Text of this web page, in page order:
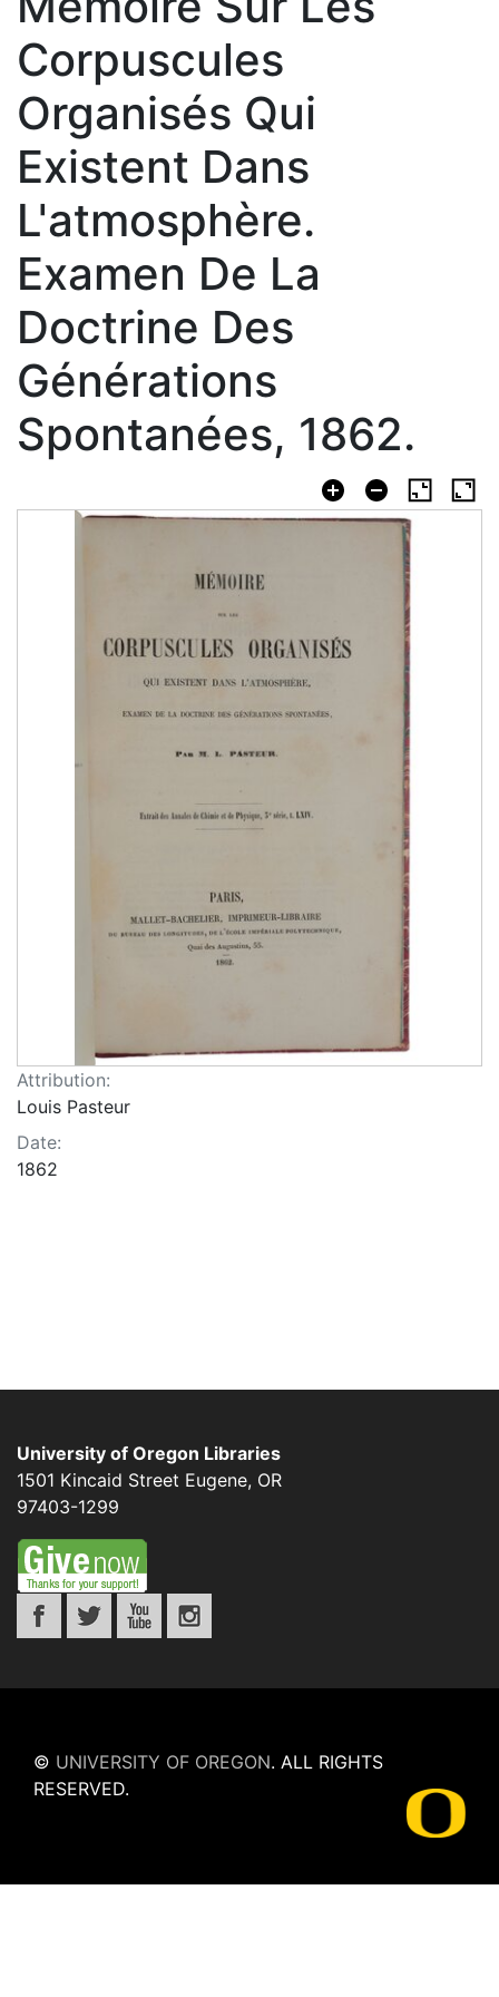
Corpuscules
Organisés Qui
Existent Dans
L'atmosphère.
Examen De La
Doctrine Des
Générations
Spontanées, 1862.
Attribution:
Louis Pasteur
Date:
1862
University of Oregon Libraries
1501 Kincaid Street Eugene, OR
97403-1299
© UNIVERSITY OF OREGON. ALL RIGHTS
RESERVED.